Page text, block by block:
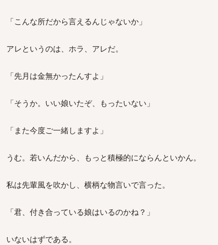
「こんな所だから言えるんじゃないか」
アレというのは、ホラ、アレだ。
「先月は金無かったんすよ」
「そうか。いい娘いたぞ、もったいない」
「また今度ご一緒しますよ」
うむ。若いんだから、もっと積極的にならんといかん。
私は先輩風を吹かし、横柄な物言いで言った。
「君、付き合っている娘はいるのかね？」
いないはずである。